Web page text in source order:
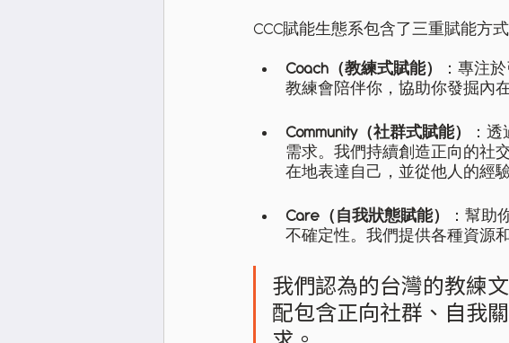
CCC賦能生態系包含了三重賦能方
Coach（教練式賦能）
：專注
教練會陪伴你，協助你發掘內
Community（社群式賦能）
：
需求。我們持續創造正向的社
在地表達自己，並從他人的經
Care（自我狀態賦能）
：幫助
不確定性。我們提供各種資源
我們認為的台灣的教練
配包含正向社群、自我